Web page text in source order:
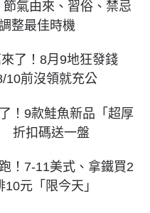
氣由來、習俗、禁忌
整最佳時機
了！8月9地狂發錢
10前沒領就充公
！9款鮭魚新品「超厚
折扣碼送一盤
！7-11美式、拿鐵買2
元「限今天」